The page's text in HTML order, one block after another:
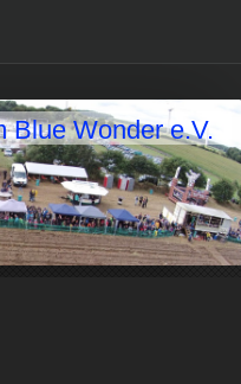
Blue Wonder e.V.